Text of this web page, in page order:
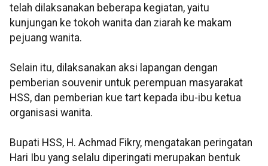
telah dilaksanakan beberapa kegiatan, yaitu
kunjungan ke tokoh wanita dan ziarah ke makam
pejuang wanita.
Selain itu, dilaksanakan aksi lapangan dengan
pemberian souvenir untuk perempuan masyarakat
HSS, dan pemberian kue tart kepada ibu-ibu ketua
organisasi wanita.
Bupati HSS, H. Achmad Fikry, mengatakan peringatan
Hari Ibu yang selalu diperingati merupakan bentuk